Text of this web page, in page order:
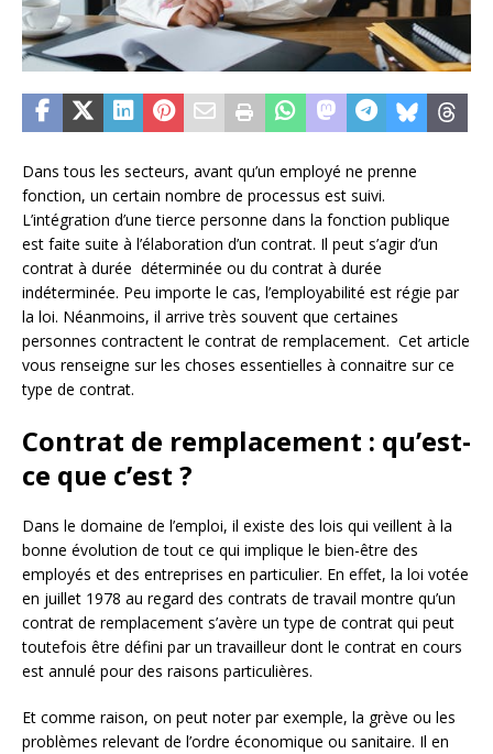
Dans tous les secteurs, avant qu’un employé ne prenne
fonction, un certain nombre de processus est suivi.
L’intégration d’une tierce personne dans la fonction publique
est faite suite à l’élaboration d’un contrat. Il peut s’agir d’un
contrat à durée déterminée ou du contrat à durée
indéterminée. Peu importe le cas, l’employabilité est régie par
la loi. Néanmoins, il arrive très souvent que certaines
personnes contractent le contrat de remplacement. Cet article
vous renseigne sur les choses essentielles à connaitre sur ce
type de contrat.
Contrat de remplacement : qu’est-
ce que c’est ?
Dans le domaine de l’emploi, il existe des lois qui veillent à la
bonne évolution de tout ce qui implique le bien-être des
employés et des entreprises en particulier. En effet, la loi votée
en juillet 1978 au regard des contrats de travail montre qu’un
contrat de remplacement s’avère un type de contrat qui peut
toutefois être défini par un travailleur dont le contrat en cours
est annulé pour des raisons particulières.
Et comme raison, on peut noter par exemple, la grève ou les
problèmes relevant de l’ordre économique ou sanitaire. Il en